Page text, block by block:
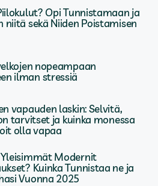
Opi Tunnistamaan ja
niitä sekä Niiden Poistamisen
nopeampaan
ilman stressiä
vapauden laskin: Selvitä,
tarvitset ja kuinka monessa
olla vapaa
Modernit
Kuinka Tunnistaa ne ja
Vuonna 2025